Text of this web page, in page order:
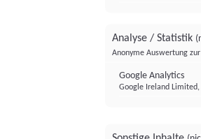
Analyse / Statistik
Anonyme Auswertung
Google Analytics
Google Ireland Limited,